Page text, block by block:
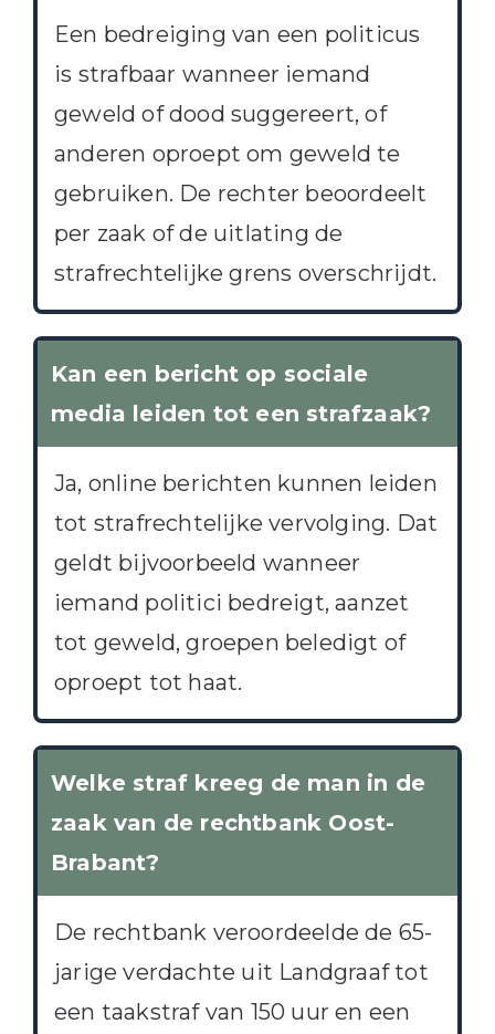
Een bedreiging van een politicus
is strafbaar wanneer iemand
geweld of dood suggereert, of
anderen oproept om geweld te
gebruiken. De rechter beoordeelt
per zaak of de uitlating de
strafrechtelijke grens overschrijdt.
Kan een bericht op sociale
media leiden tot een strafzaak?
Ja, online berichten kunnen leiden
tot strafrechtelijke vervolging. Dat
geldt bijvoorbeeld wanneer
iemand politici bedreigt, aanzet
tot geweld, groepen beledigt of
oproept tot haat.
Welke straf kreeg de man in de
zaak van de rechtbank Oost-
Brabant?
De rechtbank veroordeelde de 65-
jarige verdachte uit Landgraaf tot
een taakstraf van 150 uur en een